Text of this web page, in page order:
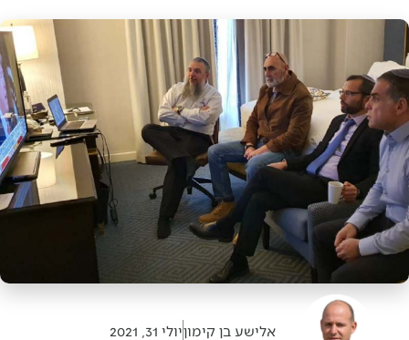
אלישע בן קימוןיולי 31, 2021